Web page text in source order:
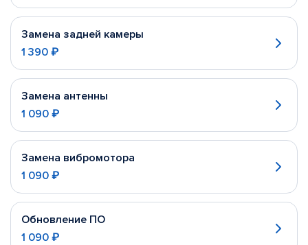
Замена задней камеры
1 390 ₽
Замена антенны
1 090 ₽
Замена вибромотора
1 090 ₽
Обновление ПО
1 090 ₽